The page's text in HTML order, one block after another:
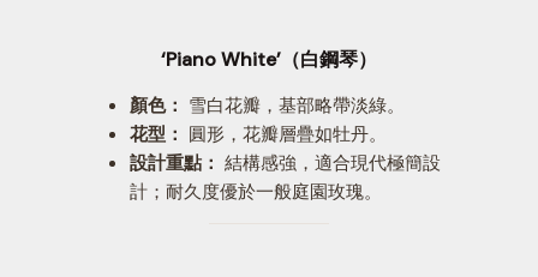
‘Piano White’（白鋼琴）
顏色： 雪白花瓣，基部略帶淡綠。
花型： 圓形，花瓣層疊如牡丹。
設計重點： 結構感強，適合現代極簡設
計；耐久度優於一般庭園玫瑰。